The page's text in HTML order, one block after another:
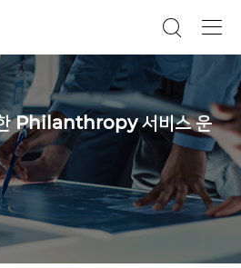
Philanthropy 서비스 운